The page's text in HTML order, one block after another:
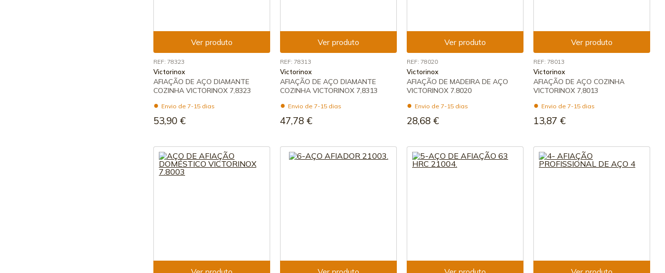
Ver produto
REF: 78323
Victorinox
AFIAÇÃO DE AÇO DIAMANTE
COZINHA VICTORINOX 7,8323
Envio de 7-15 dias
53,90 €
Ver produto
REF: 78313
Victorinox
AFIAÇÃO DE AÇO DIAMANTE
COZINHA VICTORINOX 7,8313
Envio de 7-15 dias
47,78 €
Ver produto
REF: 78020
Victorinox
AFIAÇÃO DE MADEIRA DE AÇO
VICTORINOX 7.8020
Envio de 7-15 dias
28,68 €
Ver produto
REF: 78013
Victorinox
AFIAÇÃO DE AÇO COZINHA
VICTORINOX 7,8013
Envio de 7-15 dias
13,87 €